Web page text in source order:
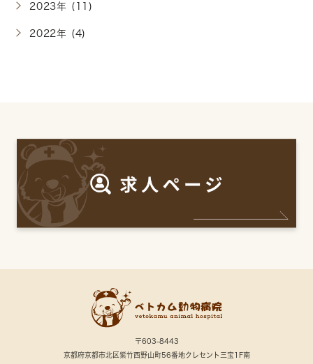
2023年 (11)
2022年 (4)
〒603-8443
京都府京都市北区紫竹西野山町56番地クレセント三宝1F南